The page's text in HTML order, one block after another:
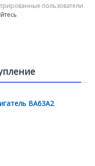
пользователи.
ВА63А2